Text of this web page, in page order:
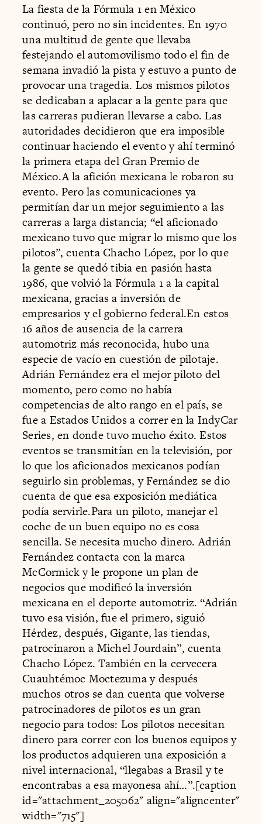
La fiesta de la Fórmula 1 en México
continuó, pero no sin incidentes. En 1970
una multitud de gente que llevaba
festejando el automovilismo todo el fin de
semana invadió la pista y estuvo a punto de
provocar una tragedia. Los mismos pilotos
se dedicaban a aplacar a la gente para que
las carreras pudieran llevarse a cabo. Las
autoridades decidieron que era imposible
continuar haciendo el evento y ahí terminó
la primera etapa del Gran Premio de
México.A la afición mexicana le robaron su
evento. Pero las comunicaciones ya
permitían dar un mejor seguimiento a las
carreras a larga distancia; “el aficionado
mexicano tuvo que migrar lo mismo que los
pilotos”, cuenta Chacho López, por lo que
la gente se quedó tibia en pasión hasta
1986, que volvió la Fórmula 1 a la capital
mexicana, gracias a inversión de
empresarios y el gobierno federal.En estos
16 años de ausencia de la carrera
automotriz más reconocida, hubo una
especie de vacío en cuestión de pilotaje.
Adrián Fernández era el mejor piloto del
momento, pero como no había
competencias de alto rango en el país, se
fue a Estados Unidos a correr en la IndyCar
Series, en donde tuvo mucho éxito. Estos
eventos se transmitían en la televisión, por
lo que los aficionados mexicanos podían
seguirlo sin problemas, y Fernández se dio
cuenta de que esa exposición mediática
podía servirle.Para un piloto, manejar el
coche de un buen equipo no es cosa
sencilla. Se necesita mucho dinero. Adrián
Fernández contacta con la marca
McCormick y le propone un plan de
negocios que modificó la inversión
mexicana en el deporte automotriz. “Adrián
tuvo esa visión, fue el primero, siguió
Hérdez, después, Gigante, las tiendas,
patrocinaron a Michel Jourdain”, cuenta
Chacho López. También en la cervecera
Cuauhtémoc Moctezuma y después
muchos otros se dan cuenta que volverse
patrocinadores de pilotos es un gran
negocio para todos: Los pilotos necesitan
dinero para correr con los buenos equipos y
los productos adquieren una exposición a
nivel internacional, “llegabas a Brasil y te
encontrabas a esa mayonesa ahí…”.[caption
id="attachment_205062" align="aligncenter"
width="715"]